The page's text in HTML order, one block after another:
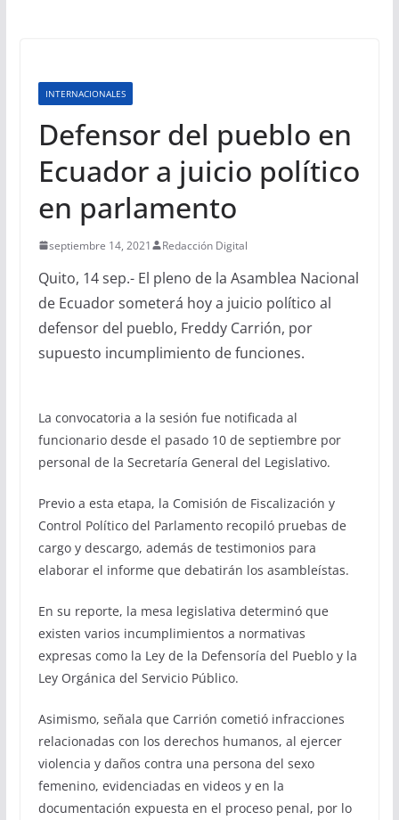
INTERNACIONALES
Defensor del pueblo en
Ecuador a juicio político
en parlamento
septiembre 14, 2021 Redacción Digital
Quito, 14 sep.- El pleno de la Asamblea Nacional
de Ecuador someterá hoy a juicio político al
defensor del pueblo, Freddy Carrión, por
supuesto incumplimiento de funciones.
La convocatoria a la sesión fue notificada al
funcionario desde el pasado 10 de septiembre por
personal de la Secretaría General del Legislativo.
Previo a esta etapa, la Comisión de Fiscalización y
Control Político del Parlamento recopiló pruebas de
cargo y descargo, además de testimonios para
elaborar el informe que debatirán los asambleístas.
En su reporte, la mesa legislativa determinó que
existen varios incumplimientos a normativas
expresas como la Ley de la Defensoría del Pueblo y la
Ley Orgánica del Servicio Público.
Asimismo, señala que Carrión cometió infracciones
relacionadas con los derechos humanos, al ejercer
violencia y daños contra una persona del sexo
femenino, evidenciadas en videos y en la
documentación expuesta en el proceso penal, por lo